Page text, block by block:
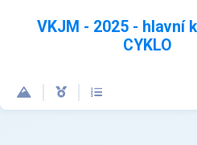
VKJM - 2025 - hlavní
CYKLO